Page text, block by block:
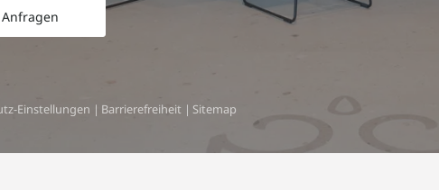
Anfragen
Einstellungen | Barrierefreiheit | Sitemap